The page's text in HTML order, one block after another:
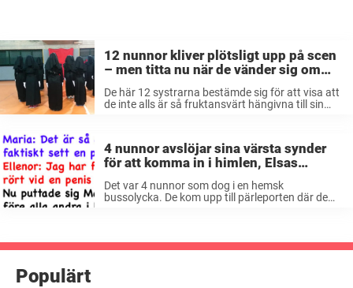
12 nunnor kliver plötsligt upp på scen
– men titta nu när de vänder sig om
De här 12 systrarna bestämde sig för att visa att
de inte alls är så fruktansvärt hängivna till sin
4 nunnor avslöjar sina värsta synder
för att komma in i himlen, Elsas
Det var 4 nunnor som dog i en hemsk
bussolycka. De kom upp till pärleporten där de
Populärt